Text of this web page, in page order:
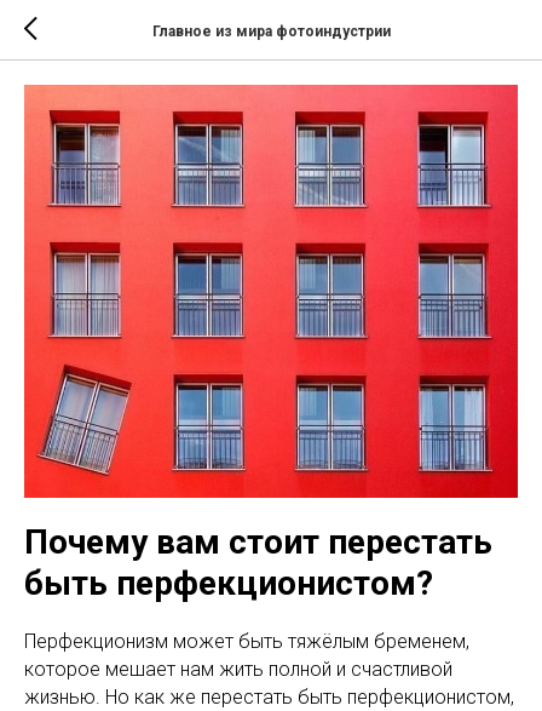
Главное из мира фотоиндустрии
Почему вам стоит перестать
быть перфекционистом?
Перфекционизм может быть тяжёлым бременем,
которое мешает нам жить полной и счастливой
жизнью. Но как же перестать быть перфекционистом,